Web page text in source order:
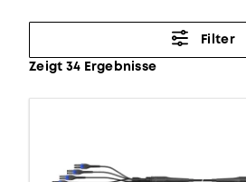
Filter
Zeigt 34 Ergebnisse